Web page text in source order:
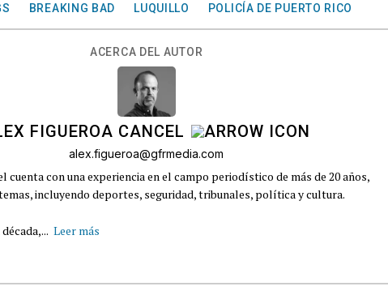
BREAKING BAD LUQUILLO POLICÍA DE PUERTO RICO
ACERCA DEL AUTOR
FIGUEROA CANCEL
alex.figueroa@gfrmedia.com
cuenta con una experiencia en el campo periodístico de más de 20 años,
incluyendo deportes, seguridad, tribunales, política y cultura.
Leer más